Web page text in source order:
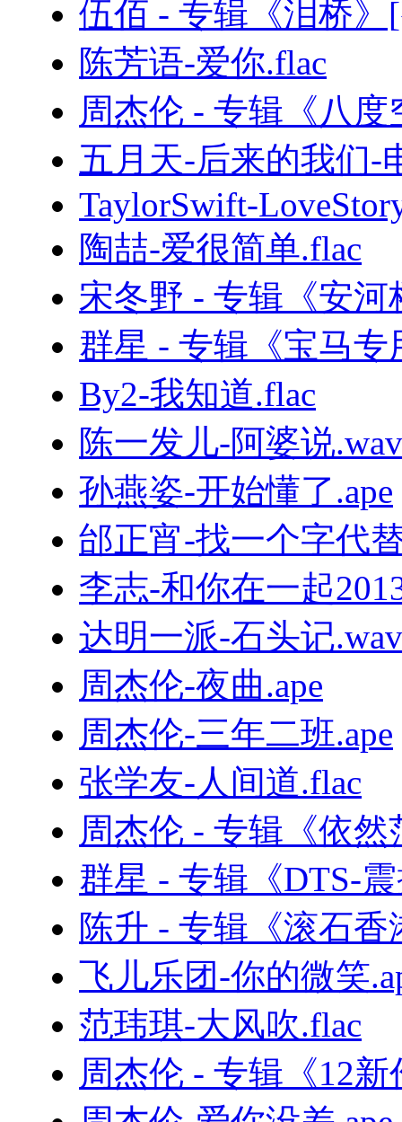
伍佰 - 专辑《泪桥
陈芳语-爱你.flac
周杰伦 - 专辑《八
五月天-后来的我们-
TaylorSwift-
陶喆-爱很简单.flac
宋冬野 - 专辑《安
群星 - 专辑《宝马
By2-我知道.flac
陈一发儿-阿婆说.wav
孙燕姿-开始懂了.ape
邰正宵-找一个字代
李志-和你在一起
达明一派-石头记.wav
周杰伦-夜曲.ape
周杰伦-三年二班.ape
张学友-人间道.flac
周杰伦 - 专辑《依
群星 - 专辑《DTS-
陈升 - 专辑《滚石
飞儿乐团-你的微笑
范玮琪-大风吹.flac
周杰伦 - 专辑《12